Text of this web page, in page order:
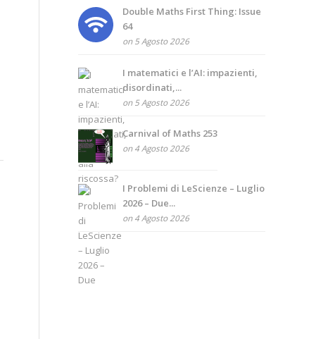
Double Maths First Thing: Issue
64
on 5 Agosto 2026
I matematici e l’AI: impazienti,
disordinati,...
on 5 Agosto 2026
Carnival of Maths 253
on 4 Agosto 2026
I Problemi di LeScienze – Luglio
2026 – Due...
on 4 Agosto 2026